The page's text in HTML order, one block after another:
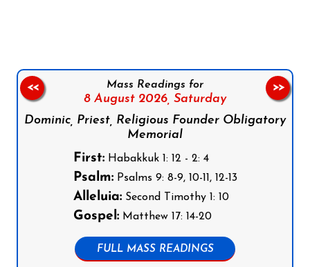
Mass Readings for
8 August 2026, Saturday
Dominic, Priest, Religious Founder Obligatory
Memorial
First:Habakkuk 1: 12 - 2: 4
Psalm:Psalms 9: 8-9, 10-11, 12-13
Alleluia:Second Timothy 1: 10
Gospel:Matthew 17: 14-20
FULL MASS READINGS
<< >>